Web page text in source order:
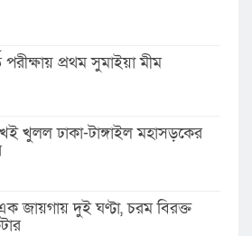
প্রথম সুমাইয়া মীম
খুলল ঢাকা-টাঙ্গাইল মহাসড়কের
জায়গায় দুই ঘণ্টা, চরম বিরক্ত